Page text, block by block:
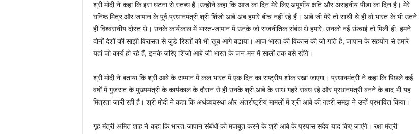
श्री मोदी ने कहा कि इस घटना से स्‍तब्‍ध हैं।उन्होने कहा कि आज का दिन मेरे लिए अपूर्णीय क्षति और असहनीय पीडा का दिन है। मेरे
घनिष्‍ठ मित्र और जापान के पूर्व प्रधानमंत्री श्री शिंजो आबे अब हमारे बीच नहीं रहे हैं। आबे जी मेरे तो साथी थे ही वो भारत के भी उतने
ही विश्‍वसनीय दोस्‍त थे। उनके कार्यकाल में भारत-जापान में उनके जो राजनीतिक संबंध थे हमारे, उनको नई ऊंचाई तो मिली ही, हमने
दोनों देशों की साझी विरासत से जुडे रिश्‍तों को भी खूब आगे बढाया। आज भारत की विकास की जो गति है, जापान के सहयोग से हमारे
यहां जो कार्य हो रहे हैं, इनके जरिए शिंजो आबे जी भारत के जन-मन में सालों तक बसे रहेंगे।
श्री मोदी ने बताया कि श्री आबे के सम्‍मान में कल भारत में एक दिन का राष्‍ट्रीय शोक रखा जाएगा। प्रधानमंत्री ने कहा कि पिछले कई
वर्षों में गुजरात के मुख्‍यमंत्री के कार्यकाल के दौरान से ही उनके श्री आबे के साथ गहरे संबंध रहे और प्रधानमंत्री बनने के बाद भी यह
मित्रता जारी रही है। श्री मोदी ने कहा कि अर्थव्‍यवस्‍था और अंतर्राष्‍ट्रीय मामलों में श्री आबे की गहरी समझ ने उन्‍हें प्रभावित किया।
गृह मंत्री अमित शाह ने कहा कि भारत-जापान संबंधों को मजबूत करने के श्री आबे के प्रयास सदैव याद किए जाएंगे। रक्षा मंत्री